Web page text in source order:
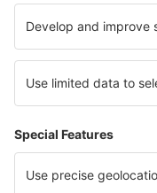
Hoteluri în Serbia
Hoteluri in Bavaria